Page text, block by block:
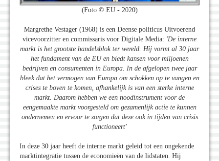
(Foto © EU - 2020)
Margrethe Vestager (1968) is een Deense politicus Uitvoerend
vicevoorzitter en commissaris voor Digitale Media: 'De interne
markt is het grootste handelsblok ter wereld. Hij vormt al 30 jaar
het fundament van de EU en biedt kansen voor miljoenen
bedrijven en consumenten in Europa. In de afgelopen twee jaar
bleek dat het vermogen van Europa om schokken op te vangen en
crises te boven te komen, afhankelijk is van een sterke interne
markt. Daarom hebben we een noodinstrument voor de
eengemaakte markt voorgesteld om gezamenlijk actie te kunnen
ondernemen en ervoor te zorgen dat deze ook in tijden van crisis
functioneert'
In deze 30 jaar heeft de interne markt geleid tot een ongekende
marktintegratie tussen de economieën van de lidstaten. Hij